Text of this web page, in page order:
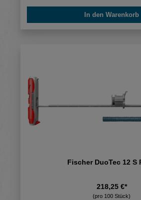
In den Warenkorb
Fischer DuoTec 12 S
218,25 €*
(pro 100 Stück)